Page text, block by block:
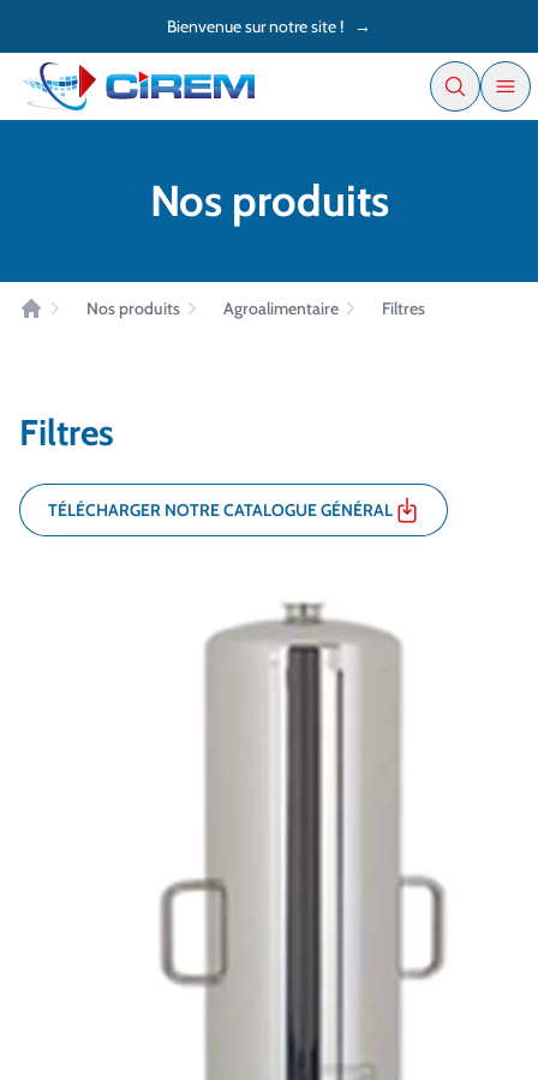
Bienvenue sur notre site ! →
Nos produits
Nos produits Agroalimentaire Filtres
Filtres
TÉLÉCHARGER NOTRE CATALOGUE GÉNÉRAL